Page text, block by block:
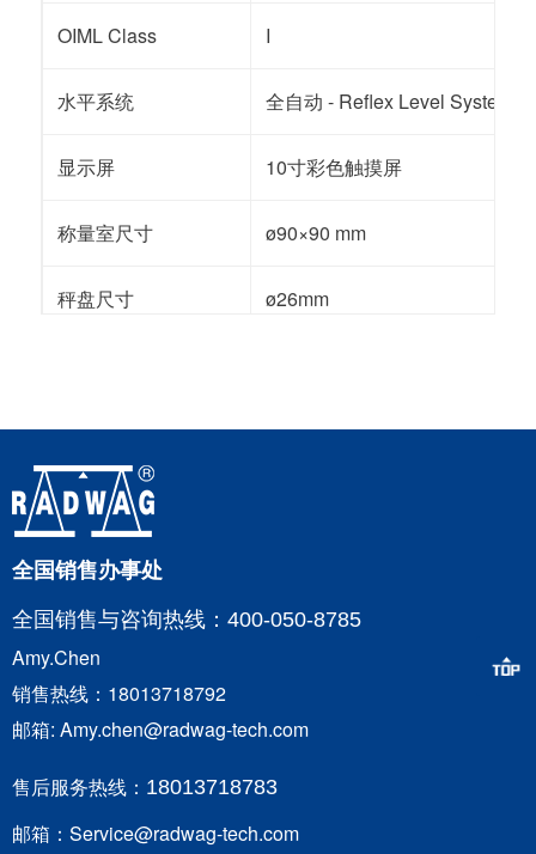
OIML Class I
水平系统 全自动 - Reflex Level System
显示屏 10寸彩色触摸屏
称量室尺寸 ø90×90 mm
秤盘尺寸 ø26mm
全国销售办事处
全国销售与咨询热线：400-050-8785
Amy.Chen
销售热线：18013718792
邮箱: Amy.chen@radwag-tech.com
售后服务热线： 18013718783
邮箱：Service@radwag-tech.com